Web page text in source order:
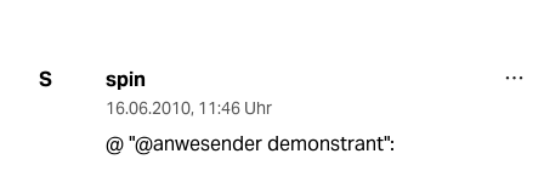
S spin
16.06.2010, 11:46 Uhr
@ "@anwesender demonstrant":